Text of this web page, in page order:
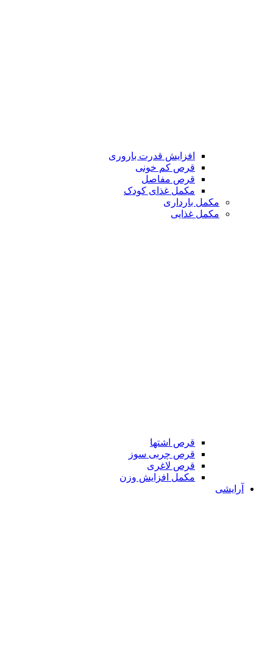
افزایش قدرت باروری
قرص کم خونی
قرص مفاصل
مکمل غذای کودک
مکمل بارداری
مکمل غذایی
قرص اشتها
قرص چربی سوز
قرص لاغری
مکمل افزایش وزن
آرایشی